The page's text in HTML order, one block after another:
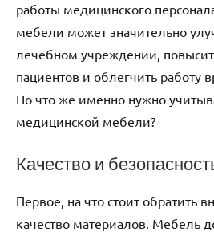
работы медицинского
мебели может значительно
лечебном учреждении,
пациентов и облегчить работу
Но что же именно нужно
медицинской мебели?
Качество и
Первое, на что стоит обратить
качество материалов. Мебель